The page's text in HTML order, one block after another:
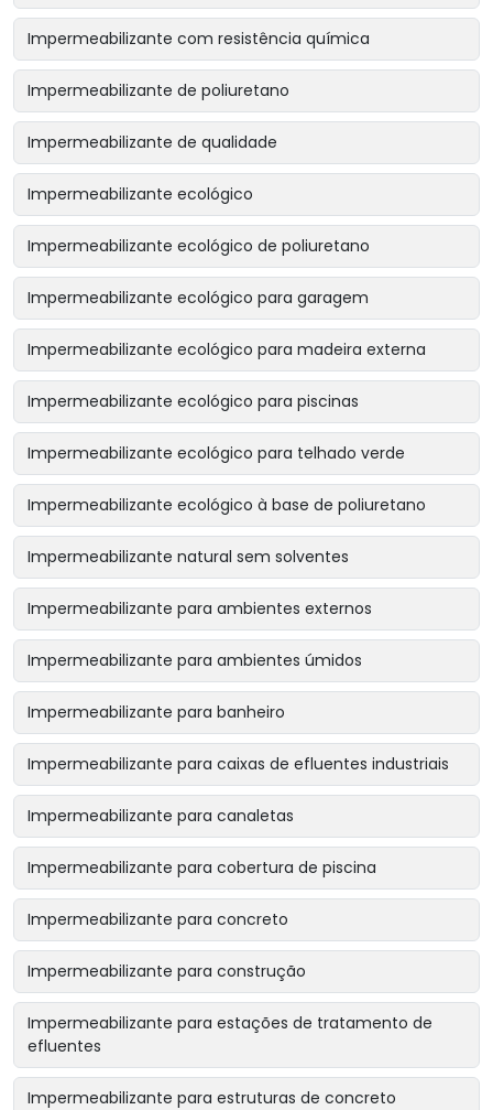
Impermeabilizante com resistência química
Impermeabilizante de poliuretano
Impermeabilizante de qualidade
Impermeabilizante ecológico
Impermeabilizante ecológico de poliuretano
Impermeabilizante ecológico para garagem
Impermeabilizante ecológico para madeira externa
Impermeabilizante ecológico para piscinas
Impermeabilizante ecológico para telhado verde
Impermeabilizante ecológico à base de poliuretano
Impermeabilizante natural sem solventes
Impermeabilizante para ambientes externos
Impermeabilizante para ambientes úmidos
Impermeabilizante para banheiro
Impermeabilizante para caixas de efluentes industriais
Impermeabilizante para canaletas
Impermeabilizante para cobertura de piscina
Impermeabilizante para concreto
Impermeabilizante para construção
Impermeabilizante para estações de tratamento de
efluentes
Impermeabilizante para estruturas de concreto